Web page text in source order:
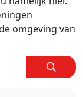
omgeving van